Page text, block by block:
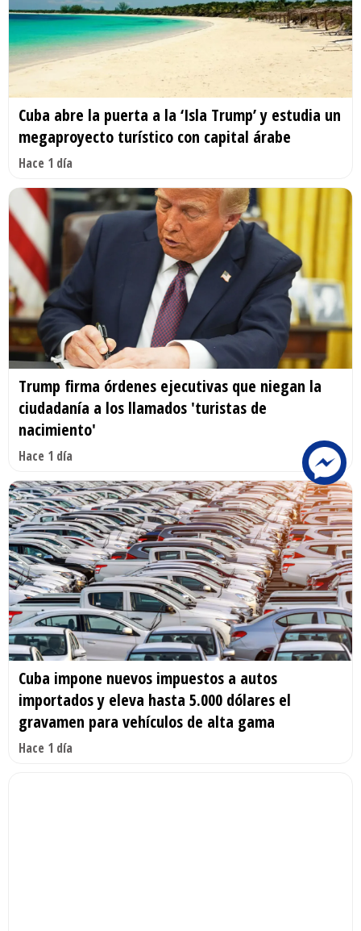
Cuba abre la puerta a la ‘Isla Trump’ y estudia un
megaproyecto turístico con capital árabe
Hace 1 día
Trump firma órdenes ejecutivas que niegan la
ciudadanía a los llamados 'turistas de
nacimiento'
Hace 1 día
Cuba impone nuevos impuestos a autos
importados y eleva hasta 5.000 dólares el
gravamen para vehículos de alta gama
Hace 1 día